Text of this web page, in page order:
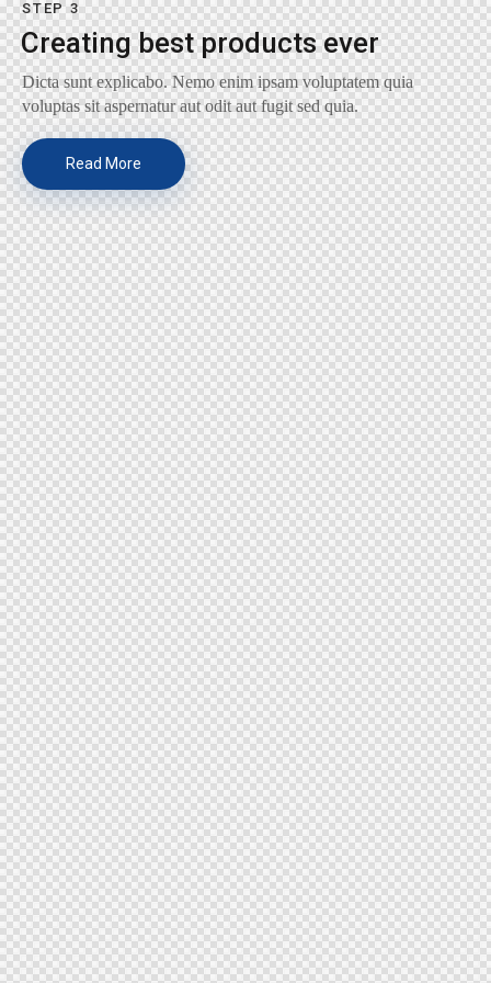
STEP 3
Creating best products ever
Dicta sunt explicabo. Nemo enim ipsam voluptatem quia
voluptas sit aspernatur aut odit aut fugit sed quia.
Read More